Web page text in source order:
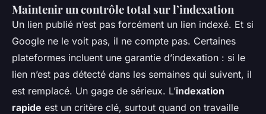
Maintenir un contrôle total sur l’indexation
Un lien publié n’est pas forcément un lien indexé. Et si
Google ne le voit pas, il ne compte pas. Certaines
plateformes incluent une garantie d’indexation : si le
lien n’est pas détecté dans les semaines qui suivent, il
est remplacé. Un gage de sérieux. L’indexation
rapide est un critère clé, surtout quand on travaille